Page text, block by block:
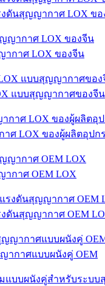
ดันสุญญากาศ LOX ขอ
กาศ LOX ของจีน
แบบสุญญากาศของจีน
ศ LOX ของผู้ผลิตอุปก
กาศ OEM LOX
ดันสุญญากาศ OEM
ากาศแบบผนังคู่ OEM